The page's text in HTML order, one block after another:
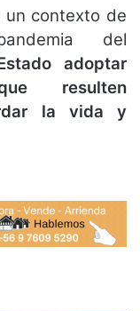
un contexto de
del
adoptar
resulten
la vida y